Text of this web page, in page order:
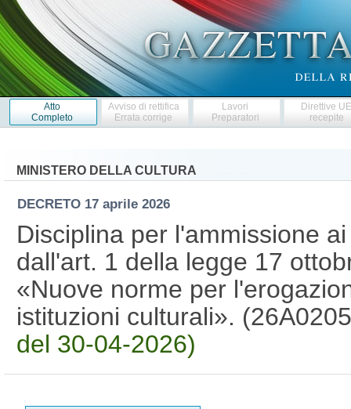
Atto
Completo
Avviso di rettifica
Errata corrige
Lavori
Preparatori
Direttive
recepite
MINISTERO DELLA CULTURA
DECRETO 17 aprile 2026
Disciplina per l'ammissione
dall'art. 1 della legge 17
«Nuove norme per
istituzioni culturali».
del 30-04-2026)